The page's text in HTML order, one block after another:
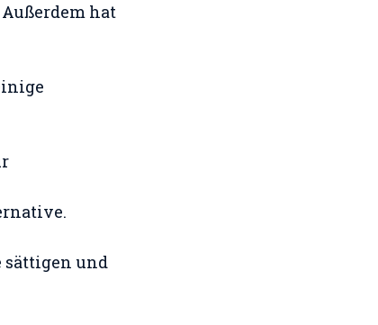
hat
sättigen und